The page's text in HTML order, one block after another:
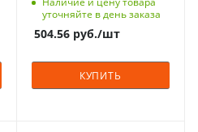
уточняйте в день заказа
504.56руб./шт
КУПИТЬ